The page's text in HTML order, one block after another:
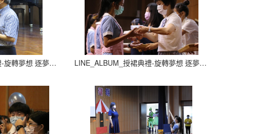
LINE_ALBUM_授裙典禮-旋轉夢想 逐夢飛翔_210927_22 LINE_ALBUM_授裙典禮-旋轉夢想 逐夢飛翔_210927_23